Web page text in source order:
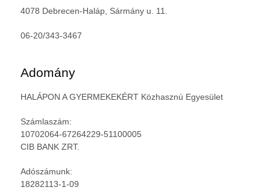
4078 Debrecen-Haláp, Sármány u. 11.
06-20/343-3467
Adomány
HALÁPON A GYERMEKEKÉRT Közhasznú Egyesület
Számlaszám:
10702064-67264229-51100005
CIB BANK ZRT.
Adószámunk:
18282113-1-09